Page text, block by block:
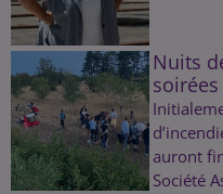
Nuits
auront
Société